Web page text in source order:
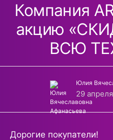
Компания
акцию
ВСЮ
Юлия
29
Дорогие покупатели!